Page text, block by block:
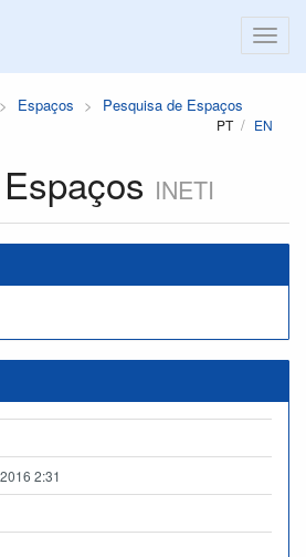
Espaços Pesquisa de Espaços
PT EN
INETI
2:31